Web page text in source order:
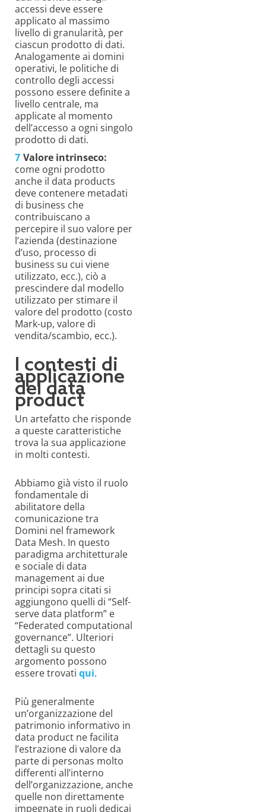
accessi deve essere
applicato al massimo
livello di granularità, per
ciascun prodotto di dati.
Analogamente ai domini
operativi, le politiche di
controllo degli accessi
possono essere definite a
livello centrale, ma
applicate al momento
dell’accesso a ogni singolo
prodotto di dati.
Valore intrinseco:
come ogni prodotto
anche il data products
deve contenere metadati
di business che
contribuiscano a
percepire il suo valore per
l’azienda (destinazione
d’uso, processo di
business su cui viene
utilizzato, ecc.), ciò a
prescindere dal modello
utilizzato per stimare il
valore del prodotto (costo
Mark-up, valore di
vendita/scambio, ecc.).
I contesti di
applicazione
del data
product
Un artefatto che risponde
a queste caratteristiche
trova la sua applicazione
in molti contesti.
Abbiamo già visto il ruolo
fondamentale di
abilitatore della
comunicazione tra
Domini nel framework
Data Mesh. In questo
paradigma architetturale
e sociale di data
management ai due
principi sopra citati si
aggiungono quelli di “Self-
serve data platform” e
“Federated computational
governance”. Ulteriori
dettagli su questo
argomento possono
essere trovati qui.
Più generalmente
un’organizzazione del
patrimonio informativo in
data product ne facilita
l’estrazione di valore da
parte di personas molto
differenti all’interno
dell’organizzazione, anche
quelle non direttamente
impegnate in ruoli dedicai